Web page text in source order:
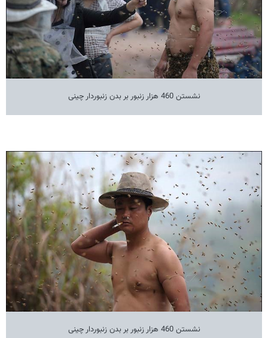
نشستن 460 هزار زنبور بر بدن زنبوردار چینی
نشستن 460 هزار زنبور بر بدن زنبوردار چینی